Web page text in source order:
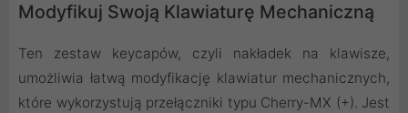
Modyfikuj Swoją Klawiaturę Mechaniczną
Ten zestaw keycapów, czyli nakładek na klawisze,
umożliwia łatwą modyfikację klawiatur mechanicznych,
które wykorzystują przełączniki typu Cherry-MX (+). Jest